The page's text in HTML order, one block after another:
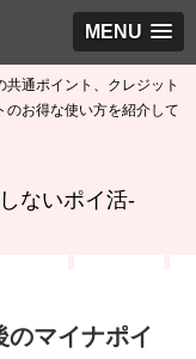
MENU
通ポイント、クレジット
のお得な使い方を紹介して
ないポイ活-
のマイナポイ